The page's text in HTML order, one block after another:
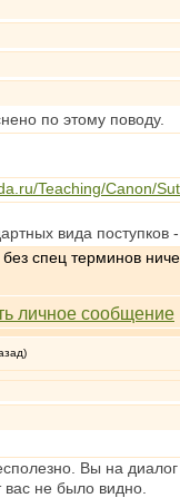
по этому поводу.
Teaching/Canon/
вида поступков
спец терминов
Вы на
не было видно.